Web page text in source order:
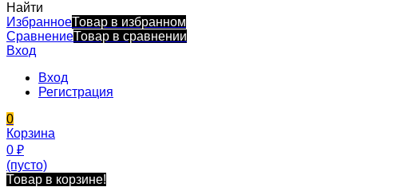
Найти
ИзбранноеТовар в избранном
СравнениеТовар в сравнении
Вход
Вход
Регистрация
0
Корзина
0 ₽
(пусто)
Товар в корзине!